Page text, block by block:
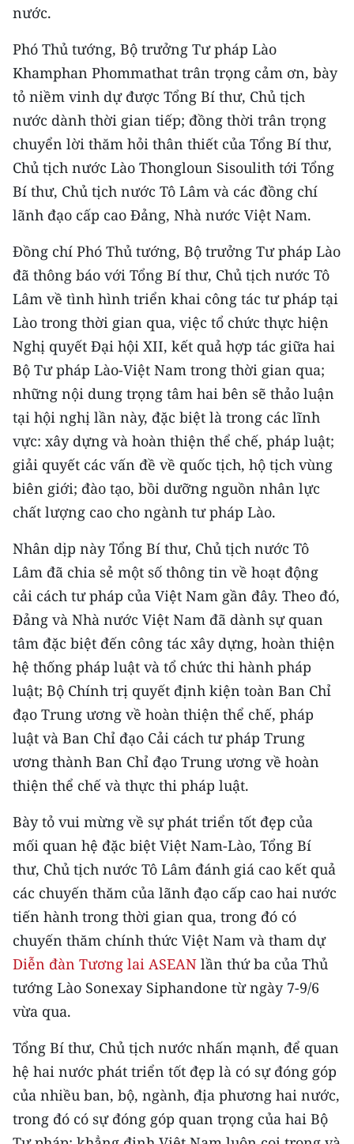
Media Văn hóa
Media Xã hội
Media Pháp luật
Media Du lịch
Media Thế giới
Media Thể thao
Media Giáo dục
Media Y tế
Media Khoa học - Công nghệ
Media Môi trường
Ảnh
Infographic
TIN MỚI
TIN ĐỊA PHƯƠNG
Trung du và miền núi phía Bắc
Đồng bằng sông Hồng
Bắc Trung Bộ
Duyên hải Nam Trung Bộ và Tây
Nguyên
Đông Nam Bộ
Đồng bằng sông Cửu Long
Chuyên trang Hà Nội
Chuyên trang TP. Hồ Chí Minh
CHUYÊN ĐỀ
CÁC CHUYÊN TRANG
VỀ BÁO NHÂN DÂN
THỜI NAY
NHÂN DÂN CUỐI TUẦN
MUA BÁO
ĐỌC BÁO IN
nước.
Phó Thủ tướng, Bộ trưởng Tư pháp Lào
Khamphan Phommathat trân trọng cảm ơn, bày
tỏ niềm vinh dự được Tổng Bí thư, Chủ tịch
nước dành thời gian tiếp; đồng thời trân trọng
chuyển lời thăm hỏi thân thiết của Tổng Bí thư,
Chủ tịch nước Lào Thongloun Sisoulith tới Tổng
Bí thư, Chủ tịch nước Tô Lâm và các đồng chí
lãnh đạo cấp cao Đảng, Nhà nước Việt Nam.
Đồng chí Phó Thủ tướng, Bộ trưởng Tư pháp Lào
đã thông báo với Tổng Bí thư, Chủ tịch nước Tô
Lâm về tình hình triển khai công tác tư pháp tại
Lào trong thời gian qua, việc tổ chức thực hiện
Nghị quyết Đại hội XII, kết quả hợp tác giữa hai
Bộ Tư pháp Lào-Việt Nam trong thời gian qua;
những nội dung trọng tâm hai bên sẽ thảo luận
tại hội nghị lần này, đặc biệt là trong các lĩnh
vực: xây dựng và hoàn thiện thể chế, pháp luật;
giải quyết các vấn đề về quốc tịch, hộ tịch vùng
biên giới; đào tạo, bồi dưỡng nguồn nhân lực
chất lượng cao cho ngành tư pháp Lào.
Nhân dịp này Tổng Bí thư, Chủ tịch nước Tô
Lâm đã chia sẻ một số thông tin về hoạt động
cải cách tư pháp của Việt Nam gần đây. Theo đó,
Đảng và Nhà nước Việt Nam đã dành sự quan
tâm đặc biệt đến công tác xây dựng, hoàn thiện
hệ thống pháp luật và tổ chức thi hành pháp
luật; Bộ Chính trị quyết định kiện toàn Ban Chỉ
đạo Trung ương về hoàn thiện thể chế, pháp
luật và Ban Chỉ đạo Cải cách tư pháp Trung
ương thành Ban Chỉ đạo Trung ương về hoàn
thiện thể chế và thực thi pháp luật.
Bày tỏ vui mừng về sự phát triển tốt đẹp của
mối quan hệ đặc biệt Việt Nam-Lào, Tổng Bí
thư, Chủ tịch nước Tô Lâm đánh giá cao kết quả
các chuyến thăm của lãnh đạo cấp cao hai nước
tiến hành trong thời gian qua, trong đó có
chuyến thăm chính thức Việt Nam và tham dự
Diễn đàn Tương lai ASEAN lần thứ ba của Thủ
tướng Lào Sonexay Siphandone từ ngày 7-9/6
vừa qua.
Tổng Bí thư, Chủ tịch nước nhấn mạnh, để quan
hệ hai nước phát triển tốt đẹp là có sự đóng góp
của nhiều ban, bộ, ngành, địa phương hai nước,
trong đó có sự đóng góp quan trọng của hai Bộ